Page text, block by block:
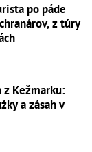
po páde
z túry
Kežmarku:
a zásah v